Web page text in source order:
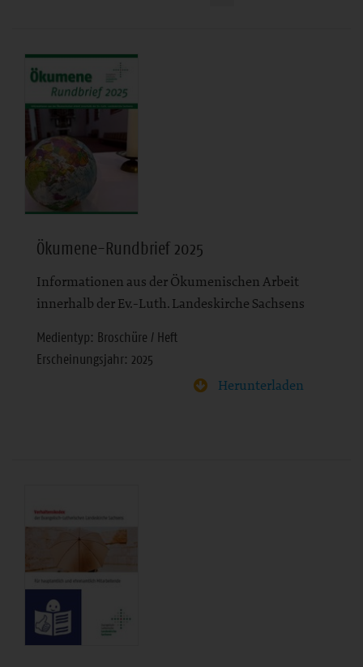
Ökumene-Rundbrief 2025
Informationen aus der Ökumenischen Arbeit
innerhalb der Ev.-Luth. Landeskirche Sachsens
Medientyp: Broschüre / Heft
Erscheinungsjahr: 2025
Herunterladen